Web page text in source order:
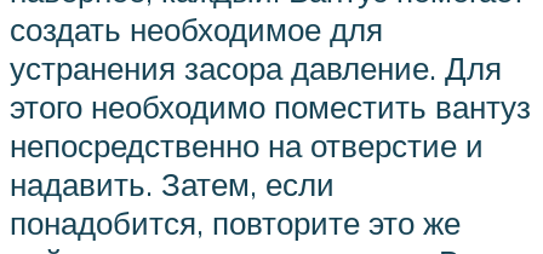
создать необходимое для
устранения засора давление. Для
этого необходимо поместить вантуз
непосредственно на отверстие и
надавить. Затем, если
понадобится, повторите это же